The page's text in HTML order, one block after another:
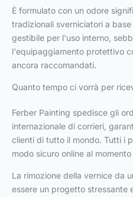
È formulato con un odore
tradizionali sverniciatori a
gestibile per l'uso interno,
l'equipaggiamento protettivo
ancora raccomandati.
Quanto tempo ci vorrà per
Ferber Painting spedisce gli
internazionale di corrieri,
clienti di tutto il mondo. Tutti i
modo sicuro online al
La rimozione della vernice da
essere un progetto stressante